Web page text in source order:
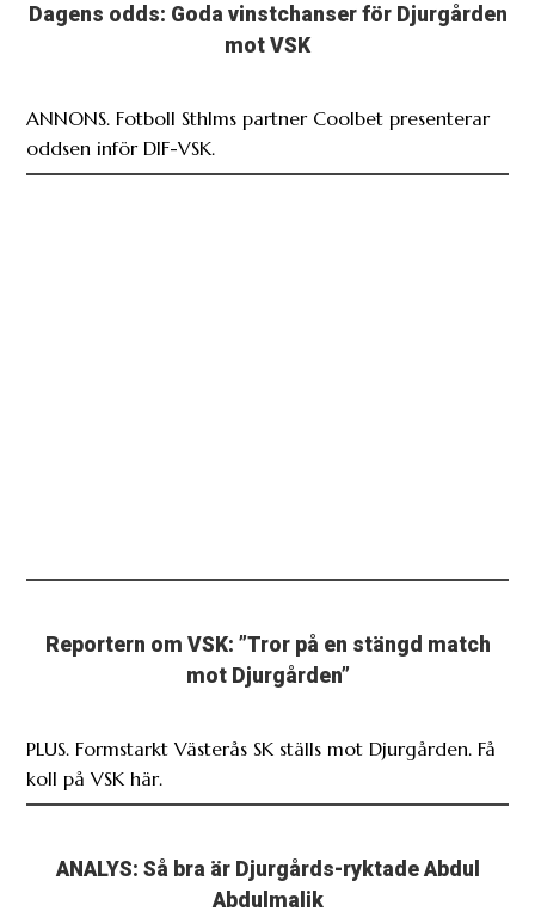
Dagens odds: Goda vinstchanser för Djurgården
mot VSK
ANNONS. Fotboll Sthlms partner Coolbet presenterar
oddsen inför DIF-VSK.
Reportern om VSK: ”Tror på en stängd match
mot Djurgården”
PLUS. Formstarkt Västerås SK ställs mot Djurgården. Få
koll på VSK här.
ANALYS: Så bra är Djurgårds-ryktade Abdul
Abdulmalik